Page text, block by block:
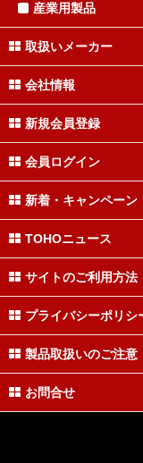
産業用製品
取扱いメーカー
会社情報
新規会員登録
会員ログイン
新着・キャンペーン
TOHOニュース
サイトのご利用方法
プライバシーポリシ
製品取扱いのご注意
お問合せ